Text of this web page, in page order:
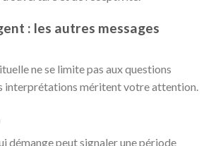
: les autres messages
ne se limite pas aux questions
interprétations méritent votre attention.
démange peut signaler une période